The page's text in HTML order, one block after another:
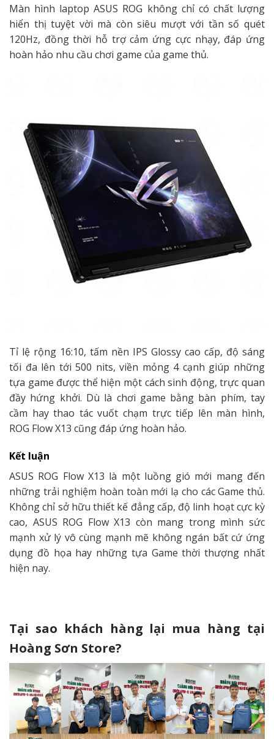
Màn hình laptop ASUS ROG không chỉ có chất lượng
hiển thị tuyệt vời mà còn siêu mượt với tần số quét
120Hz, đồng thời hỗ trợ cảm ứng cực nhạy, đáp ứng
hoàn hảo nhu cầu chơi game của game thủ.
Tỉ lệ rộng 16:10, tấm nền IPS Glossy cao cấp, độ sáng
tối đa lên tới 500 nits, viền mỏng 4 cạnh giúp những
tựa game được thể hiện một cách sinh động, trực quan
đầy hứng khởi. Dù là chơi game bằng bàn phím, tay
cầm hay thao tác vuốt chạm trực tiếp lên màn hình,
ROG Flow X13 cũng đáp ứng hoàn hảo.
Kết luận
ASUS ROG Flow X13 là một luồng gió mới mang đến
những trải nghiệm hoàn toàn mới lạ cho các Game thủ.
Không chỉ sở hữu thiết kế đẳng cấp, độ linh hoạt cực kỳ
cao, ASUS ROG Flow X13 còn mang trong mình sức
mạnh xử lý vô cùng mạnh mẽ không ngán bất cứ ứng
dụng đồ họa hay những tựa Game thời thượng nhất
hiện nay.
Tại sao khách hàng lại mua hàng tại
Hoàng Sơn Store?